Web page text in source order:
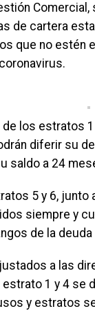
de cartera
que no estén
los estratos
diferir su
saldo a 24
5 y 6,
siempre y
de la
a las
1 y 4 se
y estratos